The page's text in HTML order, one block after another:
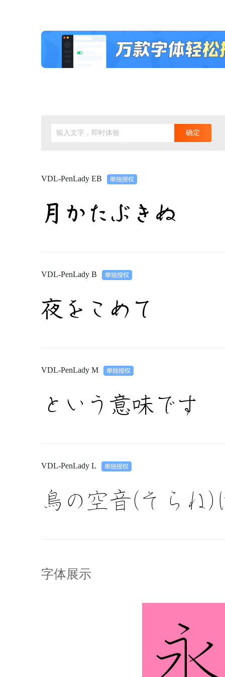
输入文字，即时体验 确定
VDL-PenLady EB
月かたぶきぬ
VDL-PenLady B
夜をこめて
VDL-PenLady M
という意味です
VDL-PenLady L
鳥の空音(そらね)
字体展示